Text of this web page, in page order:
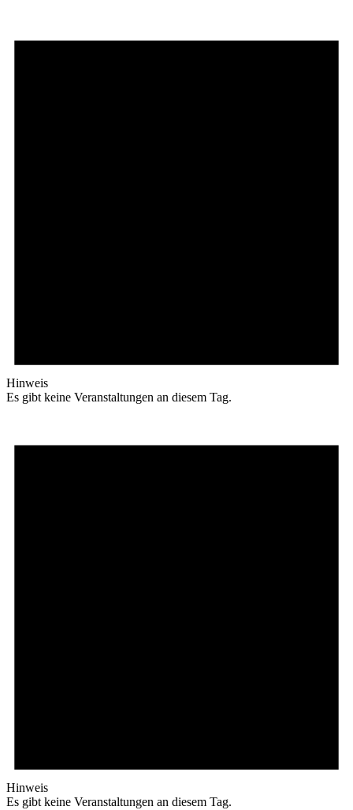
Hinweis
Es gibt keine Veranstaltungen an diesem Tag.
Hinweis
Es gibt keine Veranstaltungen an diesem Tag.